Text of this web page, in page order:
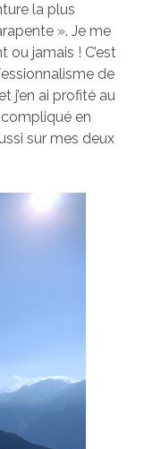
la plus
». Je me
ou jamais ! C’est
de
j’en ai profité au
en
sur mes deux